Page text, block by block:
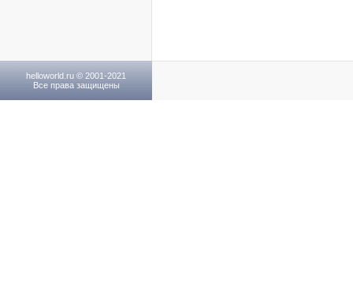
helloworld.ru © 2001-2021
Все права защищены